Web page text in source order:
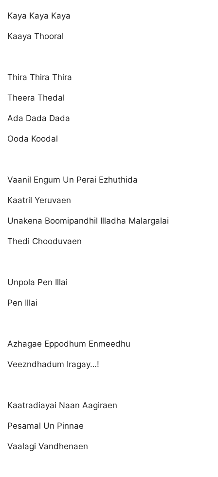
Kaya Kaya Kaya
Kaaya Thooral
Thira Thira Thira
Theera Thedal
Ada Dada Dada
Ooda Koodal
Vaanil Engum Un Perai Ezhuthida
Kaatril Yeruvaen
Unakena Boomipandhil Illadha Malargalai
Thedi Chooduvaen
Unpola Pen Illai
Pen Illai
Azhagae Eppodhum Enmeedhu
Veezndhadum Iragay…!
Kaatradiayai Naan Aagiraen
Pesamal Un Pinnae
Vaalagi Vandhenaen